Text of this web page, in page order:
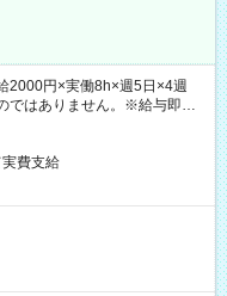
円×実働8h×週5日×4週
ではありません。※給与即受
費支給